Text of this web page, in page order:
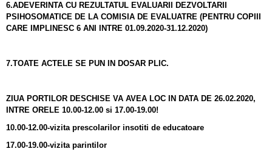
6.ADEVERINTA CU REZULTATUL EVALUARII DEZVOLTARII
PSIHOSOMATICE DE LA COMISIA DE EVALUATRE (PENTRU COPIII
CARE IMPLINESC 6 ANI INTRE 01.09.2020-31.12.2020)
7.TOATE ACTELE SE PUN IN DOSAR PLIC.
ZIUA PORTILOR DESCHISE VA AVEA LOC IN DATA DE 26.02.2020,
INTRE ORELE 10.00-12.00 si 17.00-19.00!
10.00-12.00-vizita prescolarilor insotiti de educatoare
17.00-19.00-vizita parintilor